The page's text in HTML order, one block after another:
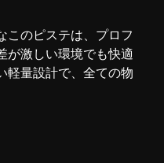
このピステは、プロフ
が激しい環境でも快適
軽量設計で、全ての物